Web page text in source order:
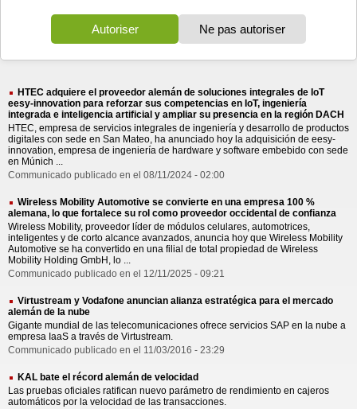
HTEC adquiere el proveedor alemán de soluciones integrales de IoT
eesy-innovation para reforzar sus competencias en IoT, ingeniería
integrada e inteligencia artificial y ampliar su presencia en la región DACH
HTEC, empresa de servicios integrales de ingeniería y desarrollo de productos
digitales con sede en San Mateo, ha anunciado hoy la adquisición de eesy-
innovation, empresa de ingeniería de hardware y software embebido con sede
en Múnich ...
Communicado publicado en el 08/11/2024 - 02:00
Wireless Mobility Automotive se convierte en una empresa 100 %
alemana, lo que fortalece su rol como proveedor occidental de confianza
Wireless Mobility, proveedor líder de módulos celulares, automotrices,
inteligentes y de corto alcance avanzados, anuncia hoy que Wireless Mobility
Automotive se ha convertido en una filial de total propiedad de Wireless
Mobility Holding GmbH, lo ...
Communicado publicado en el 12/11/2025 - 09:21
Virtustream y Vodafone anuncian alianza estratégica para el mercado
alemán de la nube
Gigante mundial de las telecomunicaciones ofrece servicios SAP en la nube a
empresa IaaS a través de Virtustream.
Communicado publicado en el 11/03/2016 - 23:29
KAL bate el récord alemán de velocidad
Las pruebas oficiales ratifican nuevo parámetro de rendimiento en cajeros
automáticos por la velocidad de las transacciones.